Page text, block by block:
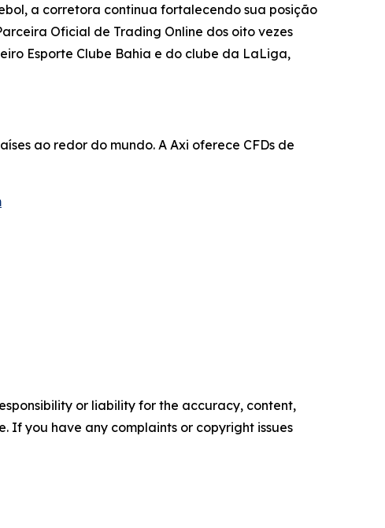
a corretora continua fortalecendo sua posição
Oficial de Trading Online dos oito vezes
Esporte Clube Bahia e do clube da LaLiga,
ao redor do mundo. A Axi oferece CFDs de
or liability for the accuracy, content,
If you have any complaints or copyright issues